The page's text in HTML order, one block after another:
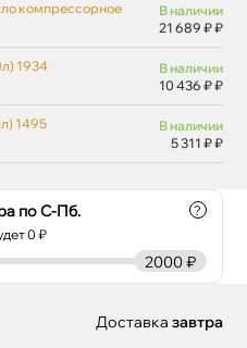
по С-Пб.
0 ₽
?
2000 ₽
Доставка завтра
компрессорное
наличии
21 689 ₽ ₽
1934
наличии
10 436 ₽ ₽
1495
наличии
5 311 ₽ ₽